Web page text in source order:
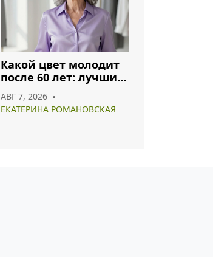
Какой цвет молодит
после 60 лет: лучшие
гармоничного образа
АВГ 7, 2026
ЕКАТЕРИНА РОМАНОВСКАЯ